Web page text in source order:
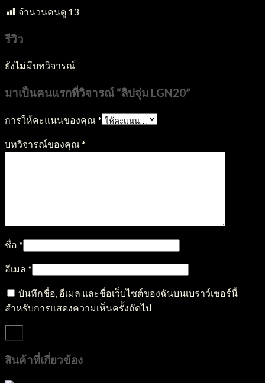
จำนวนคนดู 13
รีวิว
ยังไม่มีบทวิจารณ์
มาเป็นคนแรกที่วิจารณ์ “ลิปจุ่ม LGN20”
การให้คะแนนของคุณ*
บทวิจารณ์ของคุณ*
ชื่อ *
อีเมล *
บันทึกชื่อ, อีเมล และชื่อเว็บไซต์ของฉันบนเบราว์เซอร์นี้
สำหรับการแสดงความเห็นครั้งถัดไป
สินค้าที่เกี่ยวข้อง